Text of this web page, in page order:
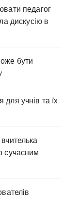
педагог
дискусію в
бути
учнів та їх
сучасним